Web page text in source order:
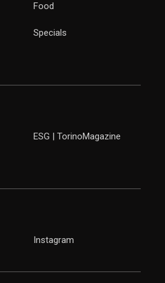
Food
Specials
ESG | TorinoMagazine
Instagram